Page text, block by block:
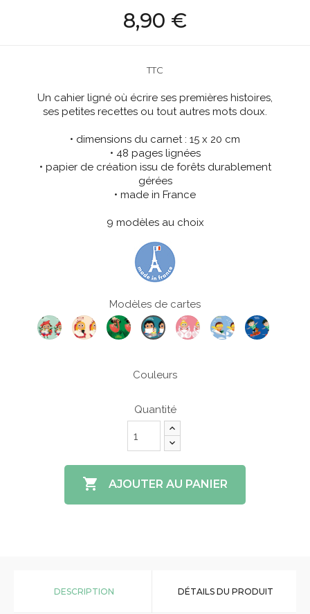
8,90 €
TTC
Un cahier ligné où écrire ses premières histoires,
ses petites recettes ou tout autres mots doux.
• dimensions du carnet : 15 x 20 cm
• 48 pages lignées
• papier de création issu de forêts durablement
gérées
• made in France
9 modèles au choix
Modèles de cartes
Miss
Coquelicot
Miss
Crapule
Miss
Aventure
Miss
Litterature
Miss
Opera
Mister
Dream
Mister
Rollin
Couleurs
Quantité
 AJOUTER AU PANIER
DESCRIPTION DÉTAILS DU PRODUIT